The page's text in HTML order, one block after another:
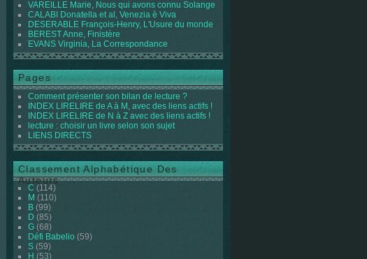
VAREILLE Marie, Nous qui avons connu Solange
CALABI Donatella et al, Venezia è Viva
DESERABLE François-Henry, L'Usure du monde
BEREST Anne, Finistère
EVANS Virginia, La Correspondance
Pages
Comment présenter son bilan de lecture ?
INDEX LIRELIRE de A à M, avec des liens actifs !
INDEX LIRELIRE de N à Z avec des liens actifs !
lecture : choisir un livre selon son sujet
LIENS DIRECTS
Classement Alphabétique Des
Auteurs
C (114)
M (110)
B (99)
D (85)
G (68)
Défi Babelio (59)
S (59)
H (53)